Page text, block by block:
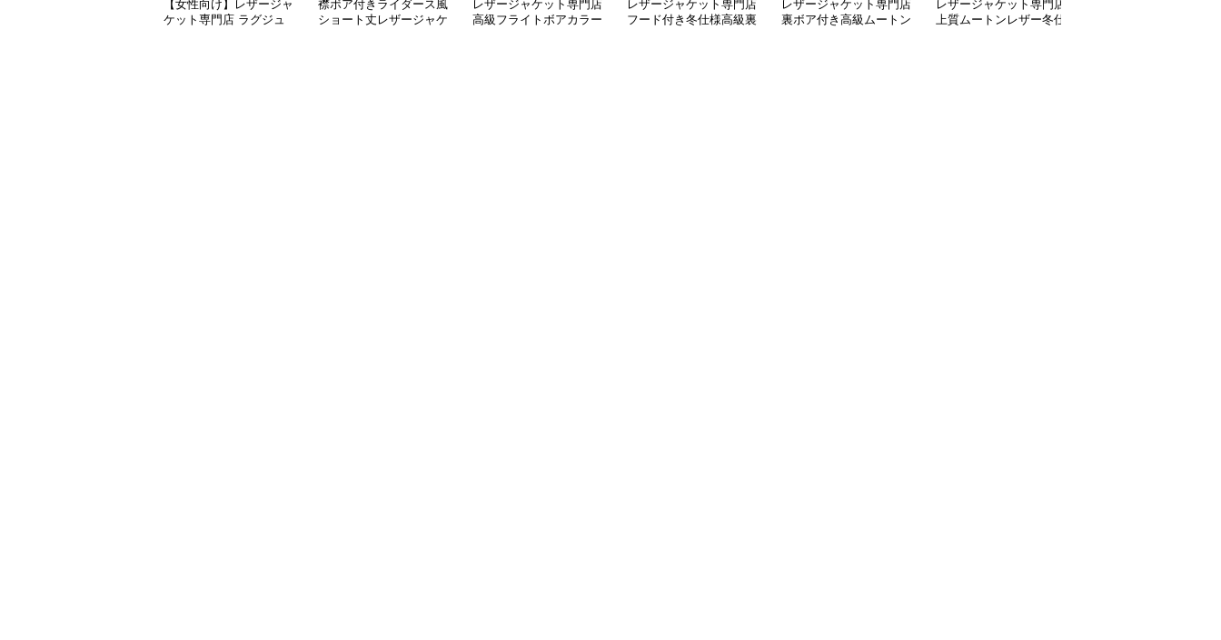
【女性向け】レザージャ
ケット専門店 ラグジュ
襟ボア付きライダース風
ショート丈レザージャケ
レザージャケット専門店
高級フライトボアカラー
レザージャケット専門店
フード付き冬仕様高級裏
レザージャケット専門店
裏ボア付き高級ムートン
レザージャケット専門店
上質ムートンレザー冬仕